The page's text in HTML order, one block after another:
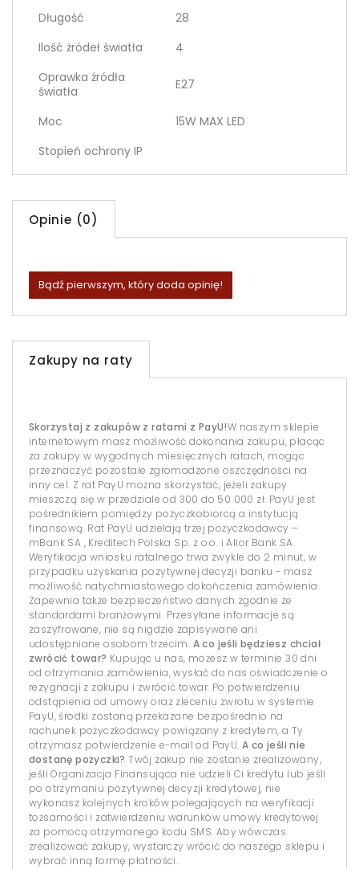
Długość
28
Ilość żródeł światła
4
Oprawka źródła
światła
E27
Moc
15W MAX LED
Stopień ochrony IP
Opinie (0)
Bądź pierwszym, który doda opinię!
Zakupy na raty
Skorzystaj z zakupów z ratami z PayU!W naszym sklepie
internetowym masz możliwość dokonania zakupu, płacąc
za zakupy w wygodnych miesięcznych ratach, mogąc
przeznaczyć pozostałe zgromadzone oszczędności na
inny cel. Z rat PayU można skorzystać, jeżeli zakupy
mieszczą się w przedziale od 300 do 50 000 zł. PayU jest
pośrednikiem pomiędzy pożyczkobiorcą a instytucją
finansową. Rat PayU udzielają trzej pożyczkodawcy –
mBank SA , Kreditech Polska Sp. z o.o. i Alior Bank SA.
Weryfikacja wniosku ratalnego trwa zwykle do 2 minut, w
przypadku uzyskania pozytywnej decyzji banku - masz
możliwość natychmiastowego dokończenia zamówienia.
Zapewnia także bezpieczeństwo danych zgodnie ze
standardami branżowymi. Przesyłane informacje są
zaszyfrowane, nie są nigdzie zapisywane ani
udostępniane osobom trzecim. A co jeśli będziesz chciał
zwrócić towar? Kupując u nas, możesz w terminie 30 dni
od otrzymania zamówienia, wysłać do nas oświadczenie o
rezygnacji z zakupu i zwrócić towar. Po potwierdzeniu
odstąpienia od umowy oraz zleceniu zwrotu w systemie
PayU, środki zostaną przekazane bezpośrednio na
rachunek pożyczkodawcy powiązany z kredytem, a Ty
otrzymasz potwierdzenie e-mail od PayU. A co jeśli nie
dostanę pożyczki? Twój zakup nie zostanie zrealizowany,
jeśli Organizacja Finansująca nie udzieli Ci kredytu lub jeśli
po otrzymaniu pozytywnej decyzji kredytowej, nie
wykonasz kolejnych kroków polegających na weryfikacji
tożsamości i zatwierdzeniu warunków umowy kredytowej
za pomocą otrzymanego kodu SMS. Aby wówczas
zrealizować zakupy, wystarczy wrócić do naszego sklepu i
wybrać inną formę płatności.